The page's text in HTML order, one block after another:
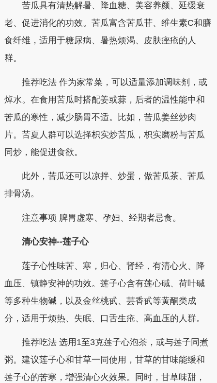
苦瓜具有清热解暑、降血糖、美容养颜、延缓衰
老、促进消化的功效。苦瓜富含苦瓜苷、维生素C和膳
食纤维，适用于糖尿病、暑热烦渴、皮肤痤疮的人
群。
推荐吃法 作为家常菜，可以适量添加调味剂，或
焯水。在食用苦瓜时搭配姜或蒜，后者的温性能中和
苦瓜的寒性，减少肠胃不适。比如，苦瓜姜丝炒肉
片。苦夏人群可以选择枳实炒苦瓜，枳实磨粉与苦瓜
同炒，能促进食欲。
此外，苦瓜还可以凉拌、炒蛋，做苦瓜茶、苦瓜
排骨汤。
注意事项 脾胃虚寒、孕妇、经期者忌食。
清心安神--莲子心
莲子心性味苦、寒，归心、肾经，有清心火、降
血压、镇静安神的功效。莲子心含有莲心碱、荷叶碱
等多种生物碱，以及金丝桃甙、芸香甙等黄酮类成
分，适用于烦热、失眠、口舌生疮、高血压的人群。
推荐吃法 选用1至3克莲子心泡茶，或与莲子同煮
粥。建议莲子心和甘草一同使用，甘草的甘味能缓和
莲子心的苦寒，增强清心火效果。同时，甘草味甜，